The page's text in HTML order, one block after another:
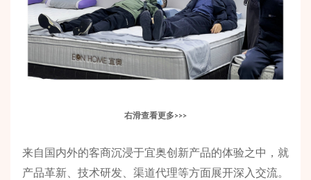
右滑查看更多>>>
来自国内外的客商沉浸于宜奥创新产品的体验之中，就
产品革新、技术研发、渠道代理等方面展开深入交流。